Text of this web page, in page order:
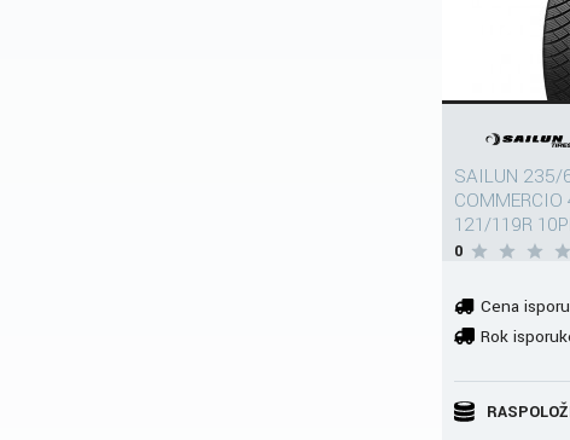
SAILUN 235/
COMMERCIO
121/119R
0
Cena
Rok